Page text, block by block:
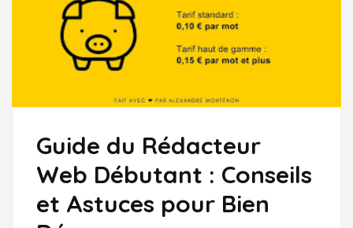
Guide du Rédacteur
Web Débutant : Conseils
et Astuces pour Bien